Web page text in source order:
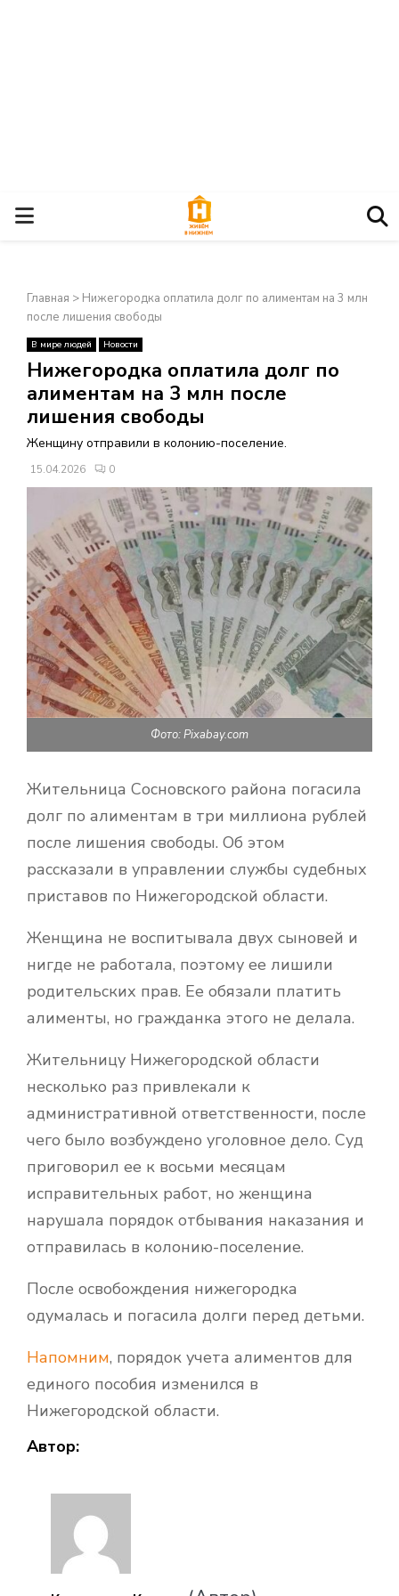
О
Н
О
В
Н
Е
М
Е
Н
Ю
Главная > Нижегородка оплатила долг по алиментам на 3 млн
после лишения свободы
В мире людей Новости
Нижегородка оплатила долг по
алиментам на 3 млн после
лишения свободы
Женщину отправили в колонию-поселение.
15.04.2026 0
Фото: Pixabay.com
Жительница Сосновского района погасила
долг по алиментам в три миллиона рублей
после лишения свободы. Об этом
рассказали в управлении службы судебных
приставов по Нижегородской области.
Женщина не воспитывала двух сыновей и
нигде не работала, поэтому ее лишили
родительских прав. Ее обязали платить
алименты, но гражданка этого не делала.
Жительницу Нижегородской области
несколько раз привлекали к
административной ответственности, после
чего было возбуждено уголовное дело. Суд
приговорил ее к восьми месяцам
исправительных работ, но женщина
нарушала порядок отбывания наказания и
отправилась в колонию-поселение.
После освобождения нижегородка
одумалась и погасила долги перед детьми.
Напомним, порядок учета алиментов для
единого пособия изменился в
Нижегородской области.
Автор: